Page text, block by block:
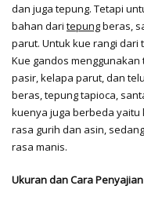
dan juga tepung. Tetapi
bahan dari tepungberas,
parut. Untuk kue rangi dari
Kue gandos
pasir, kelapa parut, dan
beras, tepung tapioca,
kuenya juga berbeda
rasa gurih dan asin,
rasa manis.
Ukuran dan Cara Penyajian